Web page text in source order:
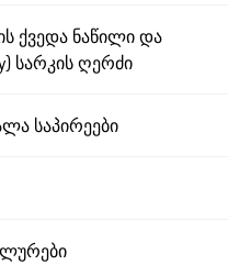
ქვედა ნაწილი და
სარკის ღერძი
საპირეები